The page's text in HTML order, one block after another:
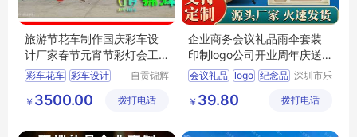
旅游节花车制作国庆彩车设
计厂家春节元宵节彩灯会工
厂锦辉公司
彩车花车 彩车设计
彩车公司
自贡锦辉
有限公司
￥ 3500.00 拨打电话
企业商务会议礼品雨伞套装
印制logo公司开业周年庆送
客户纪念品
会议礼品 logo 纪念品 深圳市乐
技有限公
￥ 39.80 拨打电话